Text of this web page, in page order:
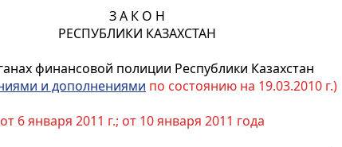
З А К О Н
РЕСПУБЛИКИ КАЗАХСТАН
финансовой полиции Республики Казахстан
и дополнениями по состоянию на 19.03.2010 г.)
6 января 2011 г.; от 10 января 2011 года